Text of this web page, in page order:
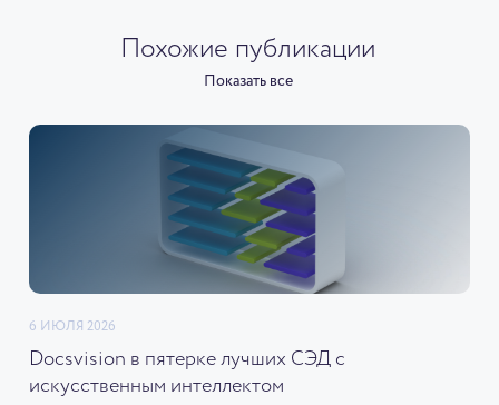
Похожие публикации
Показать все
6 ИЮЛЯ 2026
Docsvision в пятерке лучших СЭД с
искусственным интеллектом